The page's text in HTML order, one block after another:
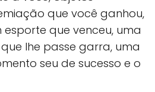
que você ganhou,
que venceu, uma
lhe passe garra, uma
seu de sucesso e o